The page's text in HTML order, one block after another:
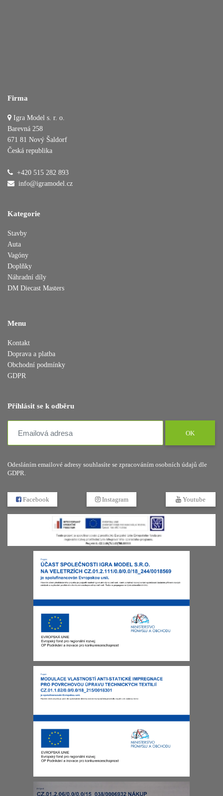
Firma
Igra Model s. r. o.
Barevná 258
671 81 Nový Šaldorf
Česká republika
+420 515 282 893
info@igramodel.cz
Kategorie
Stavby
Auta
Vagóny
Doplňky
Náhradní díly
DM Diecast Masters
Menu
Kontakt
Doprava a platba
Obchodní podmínky
GDPR
Přihlásit se k odběru
OK
Odesláním emailové adresy souhlasíte se zpracováním osobních údajů dle
GDPR.
Facebook Instagram Youtube